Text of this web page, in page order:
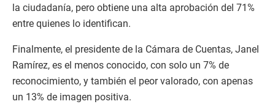
la ciudadanía, pero obtiene una alta aprobación del 71%
entre quienes lo identifican.
Finalmente, el presidente de la Cámara de Cuentas, Janel
Ramírez, es el menos conocido, con solo un 7% de
reconocimiento, y también el peor valorado, con apenas
un 13% de imagen positiva.